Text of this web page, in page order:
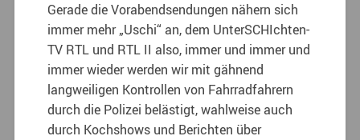
Gerade die Vorabendsendungen nähern sich
immer mehr „Uschi“ an, dem UnterSCHIchten-
TV RTL und RTL II also, immer und immer und
immer wieder werden wir mit gähnend
langweiligen Kontrollen von Fahrradfahrern
durch die Polizei belästigt, wahlweise auch
durch Kochshows und Berichten über